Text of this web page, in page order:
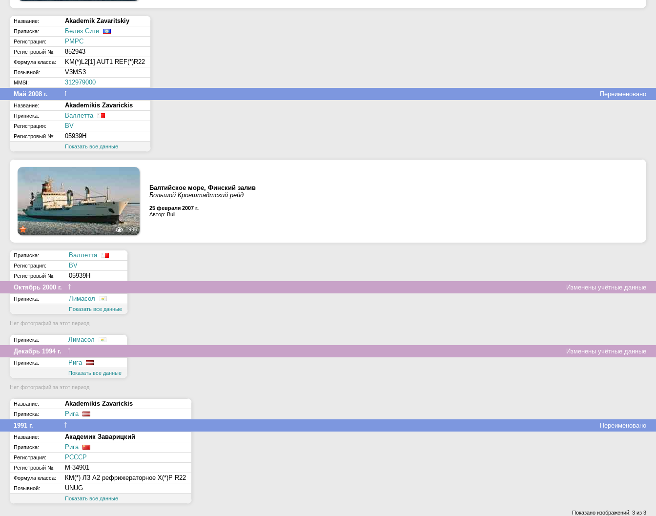
Название: Akademik Zavaritskiy
Приписка: Белиз Сити
Регистрация: РМРС
Регистровый №: 852943
Формула класса: KM(*)L2[1] AUT1 REF(*)R22
Позывной: V3MS3
MMSI:
312979000
Переименовано
Май 2008 г. ↑
Название: Akademikis Zavarickis
Приписка: Валлетта
Регистрация: BV
Регистровый №: 05939H
Показать все данные
1996
Балтийское море, Финский залив
Большой Кронштадтский рейд
25 февраля 2007 г.
Автор: Bull
Приписка: Валлетта
Регистрация: BV
Регистровый №:
05939H
Изменены учётные данные
Октябрь 2000 г. ↑
Приписка: Лимасол
Показать все данные
Нет фотографий за этот период
Приписка:
Лимасол
Изменены учётные данные
Декабрь 1994 г. ↑
Приписка: Рига
Показать все данные
Нет фотографий за этот период
Название: Akademikis Zavarickis
Приписка:
Рига
Переименовано
1991 г. ↑
Название: Академик Заварицкий
Приписка: Рига
Регистрация: РСССР
Регистровый №: М-34901
Формула класса: КМ(*) Л3 А2 рефрижераторное Х(*)Р R22
Позывной: UNUG
Показать все данные
Показано изображений: 3 из 3